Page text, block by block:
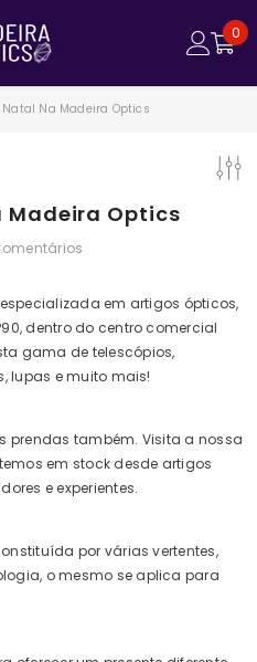
0
0
Natal Na Madeira Optics
Madeira Optics
em artigos ópticos,
dentro do centro comercial
gama de telescópios,
lupas e muito mais!
prendas também. Visita a nossa
em stock desde artigos
e experientes.
por várias vertentes,
o mesmo se aplica para